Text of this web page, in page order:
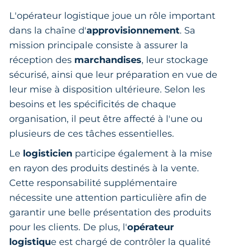
L'opérateur logistique joue un rôle important
dans la chaîne d'approvisionnement. Sa
mission principale consiste à assurer la
réception des marchandises, leur stockage
sécurisé, ainsi que leur préparation en vue de
leur mise à disposition ultérieure. Selon les
besoins et les spécificités de chaque
organisation, il peut être affecté à l'une ou
plusieurs de ces tâches essentielles.
Le logisticien participe également à la mise
en rayon des produits destinés à la vente.
Cette responsabilité supplémentaire
nécessite une attention particulière afin de
garantir une belle présentation des produits
pour les clients. De plus, l'opérateur
logistique est chargé de contrôler la qualité